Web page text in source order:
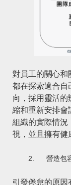
對員工的關心和
都在探索適合自
向，採用靈活的
縮和重新安排會
組織的實際情況
視，並且擁有健
2. 營造包
引發倦怠的原因